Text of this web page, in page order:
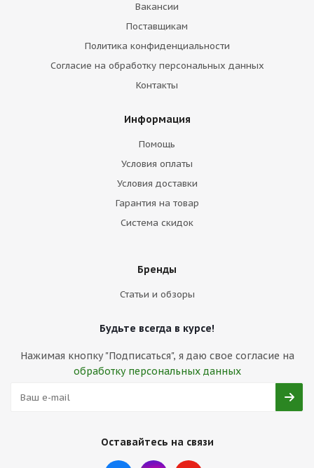
Вакансии
Поставщикам
Политика конфиденциальности
Согласие на обработку персональных данных
Контакты
Информация
Помощь
Условия оплаты
Условия доставки
Гарантия на товар
Система скидок
Бренды
Статьи и обзоры
Будьте всегда в курсе!
Нажимая кнопку "Подписаться", я даю свое согласие на
обработку персональных данных
Оставайтесь на связи